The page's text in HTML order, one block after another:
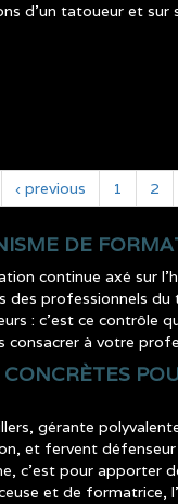
d’un tatoueur et sur
‹ previous 1 2
DE
continue axé sur
professionnels
: c’est ce contrôle
à votre
CONCRÈTES
gérante
et fervent
c’est pour apporter
et de formatrice,